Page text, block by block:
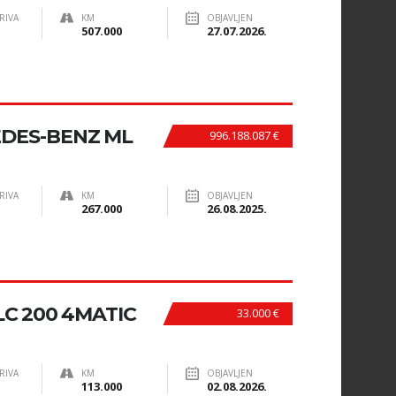
KM
507.000
OBJAVLJEN
27.07.2026.
996.188.087 €
BENZ ML
KM
267.000
OBJAVLJEN
26.08.2025.
33.000 €
200 4MATIC
KM
113.000
OBJAVLJEN
02.08.2026.